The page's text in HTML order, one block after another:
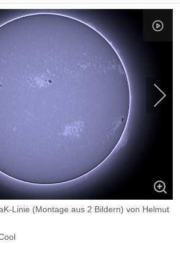
Linie (Montage aus 2 Bildern) von Helmut